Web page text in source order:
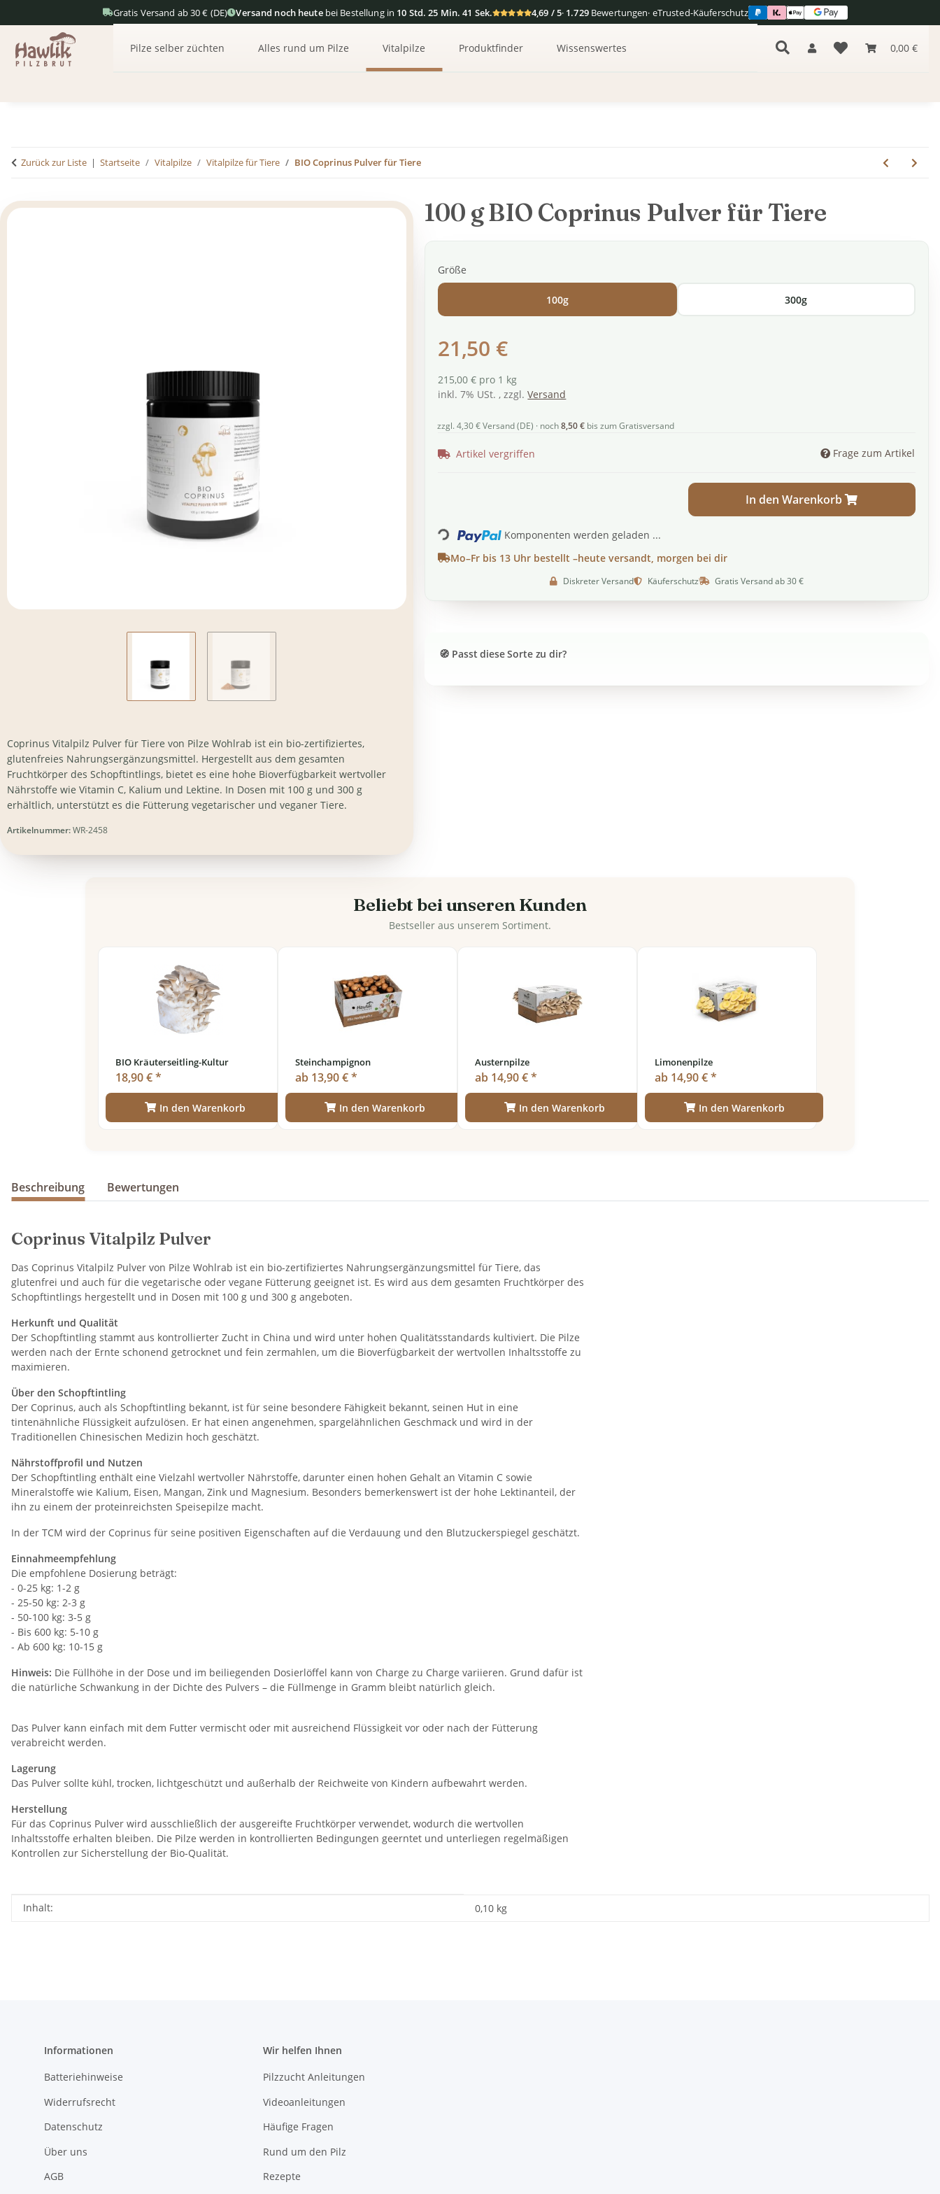
Gratis Versand ab 30 € (DE) Versand noch heutebei Bestellung in 10 Std. 25 Min. 41 Sek. 4,69 / 5· 1.729Bewertungen· eTrusted-Käuferschutz
0,00 €
Pilze selber züchten Alles rund um Pilze Vitalpilze Produktfinder Wissenswertes
Zurück zur Liste Startseite Vitalpilze Vitalpilze für Tiere BIO Coprinus Pulver für Tiere
Coprinus Vitalpilz Pulver für Tiere von Pilze Wohlrab ist ein bio-zertifiziertes,
glutenfreies Nahrungsergänzungsmittel. Hergestellt aus dem gesamten
Fruchtkörper des Schopftintlings, bietet es eine hohe Bioverfügbarkeit wertvoller
Nährstoffe wie Vitamin C, Kalium und Lektine. In Dosen mit 100 g und 300 g
erhältlich, unterstützt es die Fütterung vegetarischer und veganer Tiere.
Artikelnummer:WR-2458
100 g BIO Coprinus Pulver für Tiere
Passt diese Sorte zu dir?
Größe
100g 300g
21,50 €
215,00 € pro 1 kg
inkl. 7% USt. , zzgl.Versand
zzgl. 4,30 € Versand (DE) · noch8,50 € bis zum Gratisversand
Artikel vergriffen Frage zum Artikel
In den Warenkorb
Loading...
Komponenten werden geladen ...
Mo–Fr bis 13 Uhr bestellt –heute versandt, morgen bei dir
Diskreter Versand Käuferschutz Gratis Versand ab 30 €
Beliebt bei unseren Kunden
Bestseller aus unserem Sortiment.
BIO Kräuterseitling-Kultur
18,90 € *
In den Warenkorb
Steinchampignon
ab 13,90 € *
In den Warenkorb
Austernpilze
ab 14,90 € *
In den Warenkorb
Limonenpilze
ab 14,90 € *
In den Warenkorb
Beschreibung Bewertungen
Coprinus Vitalpilz Pulver
Das Coprinus Vitalpilz Pulver von Pilze Wohlrab ist ein bio-zertifiziertes Nahrungsergänzungsmittel für Tiere, das
glutenfrei und auch für die vegetarische oder vegane Fütterung geeignet ist. Es wird aus dem gesamten Fruchtkörper des
Schopftintlings hergestellt und in Dosen mit 100 g und 300 g angeboten.
Herkunft und Qualität
Der Schopftintling stammt aus kontrollierter Zucht in China und wird unter hohen Qualitätsstandards kultiviert. Die Pilze
werden nach der Ernte schonend getrocknet und fein zermahlen, um die Bioverfügbarkeit der wertvollen Inhaltsstoffe zu
maximieren.
Über den Schopftintling
Der Coprinus, auch als Schopftintling bekannt, ist für seine besondere Fähigkeit bekannt, seinen Hut in eine
tintenähnliche Flüssigkeit aufzulösen. Er hat einen angenehmen, spargelähnlichen Geschmack und wird in der
Traditionellen Chinesischen Medizin hoch geschätzt.
Nährstoffprofil und Nutzen
Der Schopftintling enthält eine Vielzahl wertvoller Nährstoffe, darunter einen hohen Gehalt an Vitamin C sowie
Mineralstoffe wie Kalium, Eisen, Mangan, Zink und Magnesium. Besonders bemerkenswert ist der hohe Lektinanteil, der
ihn zu einem der proteinreichsten Speisepilze macht.
In der TCM wird der Coprinus für seine positiven Eigenschaften auf die Verdauung und den Blutzuckerspiegel geschätzt.
Einnahmeempfehlung
Die empfohlene Dosierung beträgt:
- 0-25 kg: 1-2 g
- 25-50 kg: 2-3 g
- 50-100 kg: 3-5 g
- Bis 600 kg: 5-10 g
- Ab 600 kg: 10-15 g
Hinweis: Die Füllhöhe in der Dose und im beiliegenden Dosierlöffel kann von Charge zu Charge variieren. Grund dafür ist
die natürliche Schwankung in der Dichte des Pulvers – die Füllmenge in Gramm bleibt natürlich gleich.
Das Pulver kann einfach mit dem Futter vermischt oder mit ausreichend Flüssigkeit vor oder nach der Fütterung
verabreicht werden.
Lagerung
Das Pulver sollte kühl, trocken, lichtgeschützt und außerhalb der Reichweite von Kindern aufbewahrt werden.
Herstellung
Für das Coprinus Pulver wird ausschließlich der ausgereifte Fruchtkörper verwendet, wodurch die wertvollen
Inhaltsstoffe erhalten bleiben. Die Pilze werden in kontrollierten Bedingungen geerntet und unterliegen regelmäßigen
Kontrollen zur Sicherstellung der Bio-Qualität.
Produkteigenschaft
Wert
Inhalt: 0,10 kg
Informationen
Batteriehinweise
Widerrufsrecht
Datenschutz
Über uns
AGB
Wir helfen Ihnen
Pilzzucht Anleitungen
Videoanleitungen
Häufige Fragen
Rund um den Pilz
Rezepte